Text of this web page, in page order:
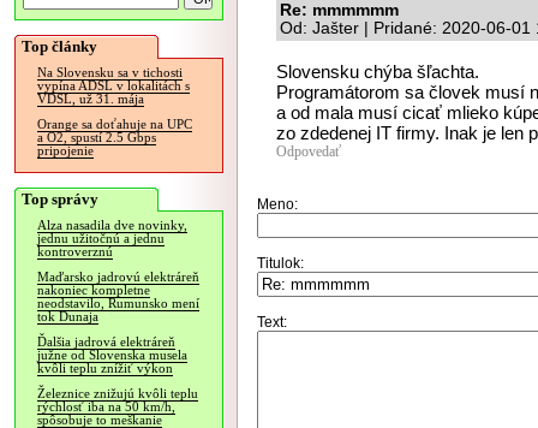
Top články
Na Slovensku sa v tichosti
vypína ADSL v lokalitách s
VDSL, už 31. mája
Orange sa doťahuje na UPC
a O2, spustí 2.5 Gbps
pripojenie
Top správy
Alza nasadila dve novinky,
jednu užitočnú a jednu
kontroverznú
Maďarsko jadrovú elektráreň
nakoniec kompletne
neodstavilo, Rumunsko mení
tok Dunaja
Ďalšia jadrová elektráreň
južne od Slovenska musela
kvôli teplu znížiť výkon
Železnice znižujú kvôli teplu
rýchlosť iba na 50 km/h,
spôsobuje to meškanie
Re: mmmmmm
Od: Jašter | Pridané: 2020-06-01
Slovensku chýba šľachta.
Programátorom sa človek musí
a od mala musí cicať mlieko
zo zdedenej IT firmy. Inak je len
Odpovedať
Meno:
Titulok:
Text: